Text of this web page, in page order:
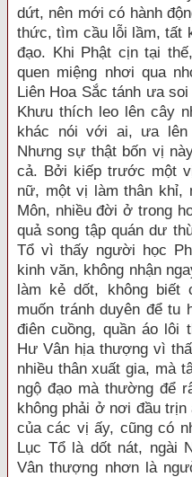
dứt, nên mới có hành
thức, tìm cầu lỗi lầm, tất
đạo. Khi Phật cịn tại
quen miệng nhơi qua
Liên Hoa Sắc tánh ưa
Khưu thích leo lên cây
khác nói với ai, ưa
Nhưng sự thật bốn vị
cả. Bởi kiếp trước một
nữ, một vị làm thân khỉ,
Môn, nhiều đời ở trong
quả song tập quán dư
Tổ vì thấy người học
kinh văn, không nhận
làm kẻ dốt, không biết
muốn tránh duyên để tu
điên cuồng, quần áo lôi
Hư Vân hịa thượng vì
nhiều thân xuất gia, mà
ngộ đạo mà thường để
không phải ở nơi đầu
của các vị ấy, cũng có
Lục Tổ là dốt nát, ngài
Vân thượng nhơn là